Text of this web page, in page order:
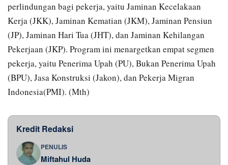
perlindungan bagi pekerja, yaitu Jaminan Kecelakaan
Kerja (JKK), Jaminan Kematian (JKM), Jaminan Pensiun
(JP), Jaminan Hari Tua (JHT), dan Jaminan Kehilangan
Pekerjaan (JKP). Program ini menargetkan empat segmen
pekerja, yaitu Penerima Upah (PU), Bukan Penerima Upah
(BPU), Jasa Konstruksi (Jakon), dan Pekerja Migran
Indonesia(PMI). (Mth)
Kredit Redaksi
PENULIS
Miftahul Huda